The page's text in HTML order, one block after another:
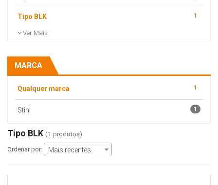
Tipo BLK 1
Ver Mais
MARCA
Qualquer marca 1
Stihl 1
Tipo BLK (1 produtos)
Ordenar por: Mais recentes